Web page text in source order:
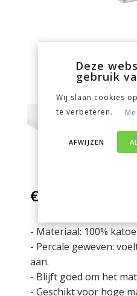
€29,95
- Materiaal: 100%
- Percale geweven:
aan.
- Blijft goed om het
- Geschikt voor hoge
Deze
gebruik
Wij slaan cookies
te verbeteren.
AFWIJZEN